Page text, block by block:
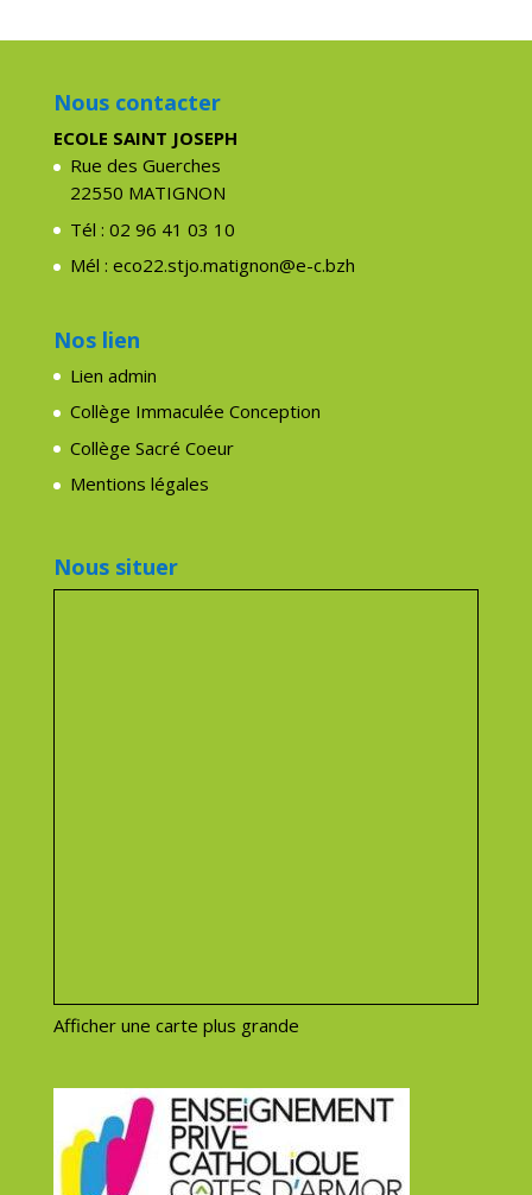
Nous contacter
ECOLE SAINT JOSEPH
Rue des Guerches
22550 MATIGNON
Tél : 02 96 41 03 10
Mél : eco22.stjo.matignon@e-c.bzh
Nos lien
Lien admin
Collège Immaculée Conception
Collège Sacré Coeur
Mentions légales
Nous situer
Afficher une carte plus grande